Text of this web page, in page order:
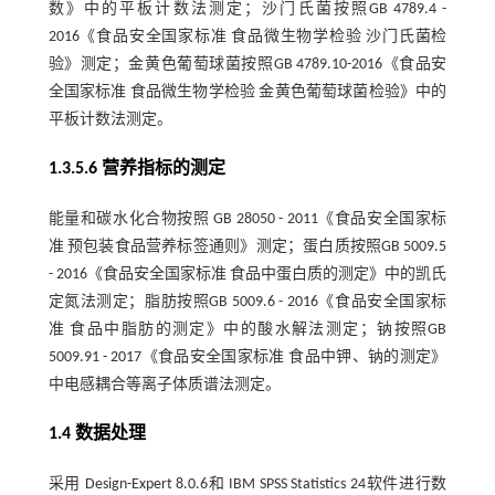
数》中的平板计数法测定；沙门氏菌按照GB 4789.4 -
2016《食品安全国家标准 食品微生物学检验 沙门氏菌检
验》测定；金黄色葡萄球菌按照GB 4789.10-2016《食品安
全国家标准 食品微生物学检验 金黄色葡萄球菌检验》中的
平板计数法测定。
1.3.5.6 营养指标的测定
能量和碳水化合物按照 GB 28050 - 2011《食品安全国家标
准 预包装食品营养标签通则》测定；蛋白质按照GB 5009.5
- 2016《食品安全国家标准 食品中蛋白质的测定》中的凯氏
定氮法测定；脂肪按照GB 5009.6 - 2016《食品安全国家标
准 食品中脂肪的测定》中的酸水解法测定；钠按照GB
5009.91 - 2017《食品安全国家标准 食品中钾、钠的测定》
中电感耦合等离子体质谱法测定。
1.4 数据处理
采用 Design-Expert 8.0.6和 IBM SPSS Statistics 24软件进行数